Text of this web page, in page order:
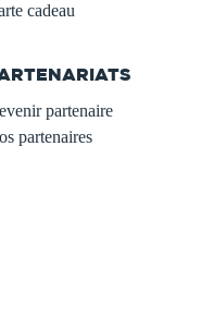
cadeau
partenaire
partenaires